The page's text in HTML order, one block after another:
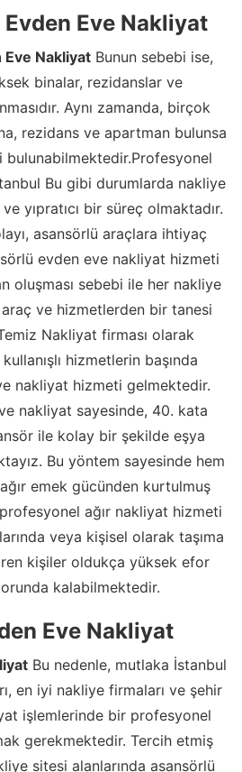
Eve Nakliyat
NakliyatBunun sebebi ise,
binalar, rezidanslar ve
Aynı zamanda, birçok
rezidans ve apartman bulunsa
bulunabilmektedir.Profesyonel
Bu gibi durumlarda nakliye
yıpratıcı bir süreç olmaktadır.
asansörlü araçlara ihtiyaç
evden eve nakliyat hizmeti
oluşması sebebi ile her nakliye
ve hizmetlerden bir tanesi
Nakliyat firması olarak
hizmetlerin başında
nakliyat hizmeti gelmektedir.
nakliyat sayesinde, 40. kata
ile kolay bir şekilde eşya
Bu yöntem sayesinde hem
emek gücünden kurtulmuş
ağır nakliyat hizmeti
veya kişisel olarak taşıma
kişiler oldukça yüksek efor
kalabilmektedir.
Eve Nakliyat
Bu nedenle, mutlaka İstanbul
en iyi nakliye firmaları ve şehir
işlemlerinde bir profesyonel
gerekmektedir. Tercih etmiş
sitesi alanlarında asansörlü